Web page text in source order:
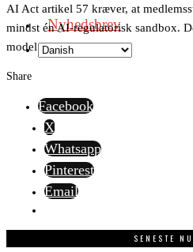
Nyhedsbrev
AI Act artikel 57 kræver, at
mindst én AI-regulatorisk sandbox.
model.
Share
Facebook
X
Whatsapp
Pinterest
Email
SENESTE